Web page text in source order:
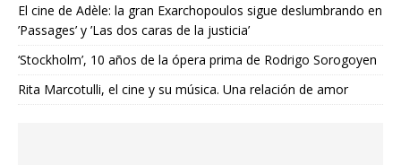
El cine de Adèle: la gran Exarchopoulos sigue deslumbrando en
’Passages’ y ’Las dos caras de la justicia’
‘Stockholm’, 10 años de la ópera prima de Rodrigo Sorogoyen
Rita Marcotulli, el cine y su música. Una relación de amor